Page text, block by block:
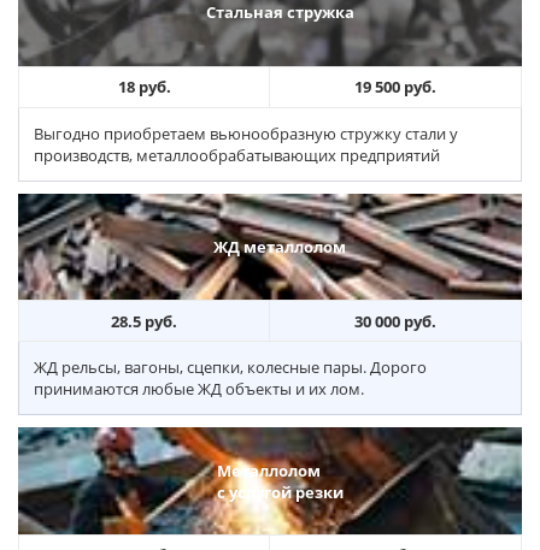
Стальная стружка
18 руб. 19 500 руб.
Выгодно приобретаем вьюнообразную стружку стали у
производств, металлообрабатывающих предприятий
ЖД металлолом
28.5 руб. 30 000 руб.
ЖД рельсы, вагоны, сцепки, колесные пары. Дорого
принимаются любые ЖД объекты и их лом.
Металлолом
с услугой резки